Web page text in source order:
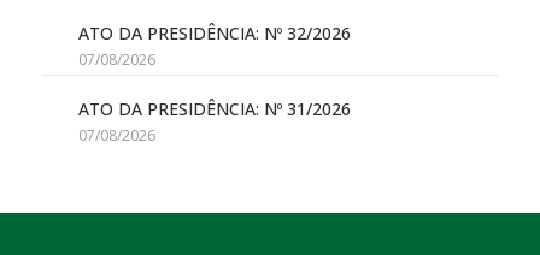
ATO DA PRESIDÊNCIA: Nº 32/2026
07/08/2026
ATO DA PRESIDÊNCIA: Nº 31/2026
07/08/2026